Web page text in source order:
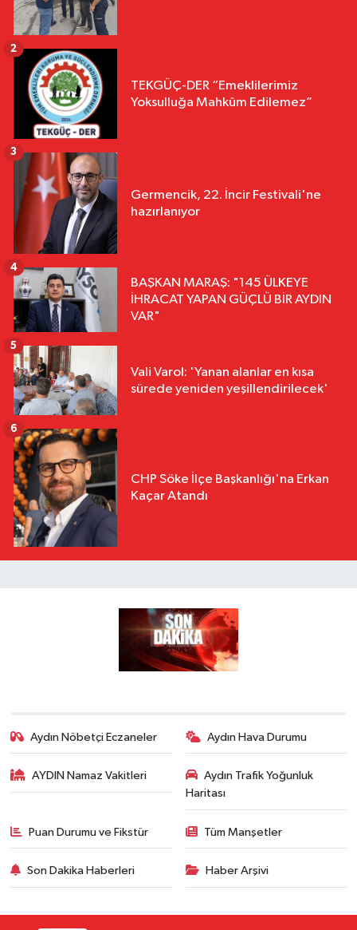
TEKGÜÇ-DER “Emeklilerimiz
Yoksulluğa Mahkûm Edilemez”
2
Germencik, 22. İncir Festivali'ne
hazırlanıyor
3
BAŞKAN MARAŞ: "145 ÜLKEYE
İHRACAT YAPAN GÜÇLÜ BİR AYDIN
VAR"
4
Vali Varol: 'Yanan alanlar en kısa
sürede yeniden yeşillendirilecek'
5
CHP Söke İlçe Başkanlığı'na Erkan
Kaçar Atandı
6
Aydın Nöbetçi Eczaneler Aydın Hava Durumu
AYDIN Namaz Vakitleri
Aydın Trafik Yoğunluk
Haritası
Puan Durumu ve Fikstür Tüm Manşetler
Son Dakika Haberleri Haber Arşivi